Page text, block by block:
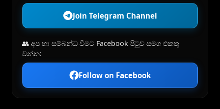
Join Telegram Channel
👥 අප හා සම්බන්ධ වීමට Facebook පිටුව සමග එකතු
වන්න:
Follow on Facebook